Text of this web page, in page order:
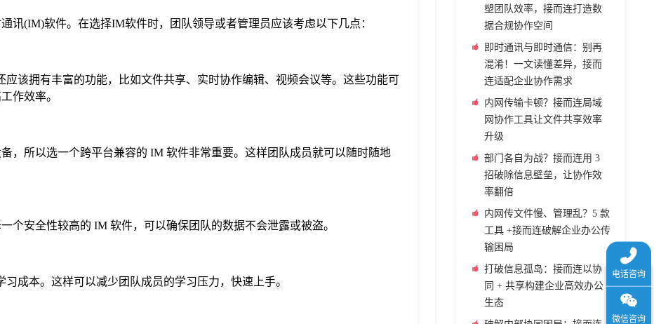
讯(IM)软件。在选择IM软件时，团队领导或者管理员应该考虑以下几点：
该拥有丰富的功能，比如文件共享、实时协作编辑、视频会议等。这些功能可
作效率。
，所以选一个跨平台兼容的 IM 软件非常重要。这样团队成员就可以随时随地
个安全性较高的 IM 软件，可以确保团队的数据不会泄露或被盗。
成本。这样可以减少团队成员的学习压力，快速上手。
塑团队效率，接而连打造数
据合规协作空间
即时通讯与即时通信：别再
混淆！一文读懂差异，接而
连适配企业协作需求
内网传输卡顿？接而连局域
网协作工具让文件共享效率
升级
部门各自为战？接而连用 3
招破除信息壁垒，让协作效
率翻倍
内网传文件慢、管理乱？5 款
工具 +接而连破解企业办公传
输困局
打破信息孤岛：接而连以协
同 + 共享构建企业高效办公
生态